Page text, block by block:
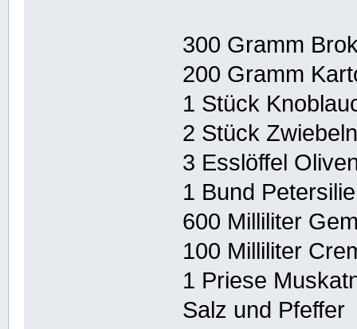
300 Gramm
200 Gramm
1 Stück
2 Stück
3 Esslöffel
1 Bund Petersilie
600 Milliliter
100 Milliliter
1 Priese
Salz und Pfeffer